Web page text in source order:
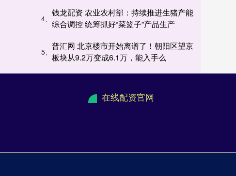
4、
钱龙配资 农业农村部：持续推进生猪产能
综合调控 统筹抓好“菜篮子”产品生产
5、
普汇网 北京楼市开始离谱了！朝阳区望京
板块从9.2万变成6.1万，能入手么
在线配资官网